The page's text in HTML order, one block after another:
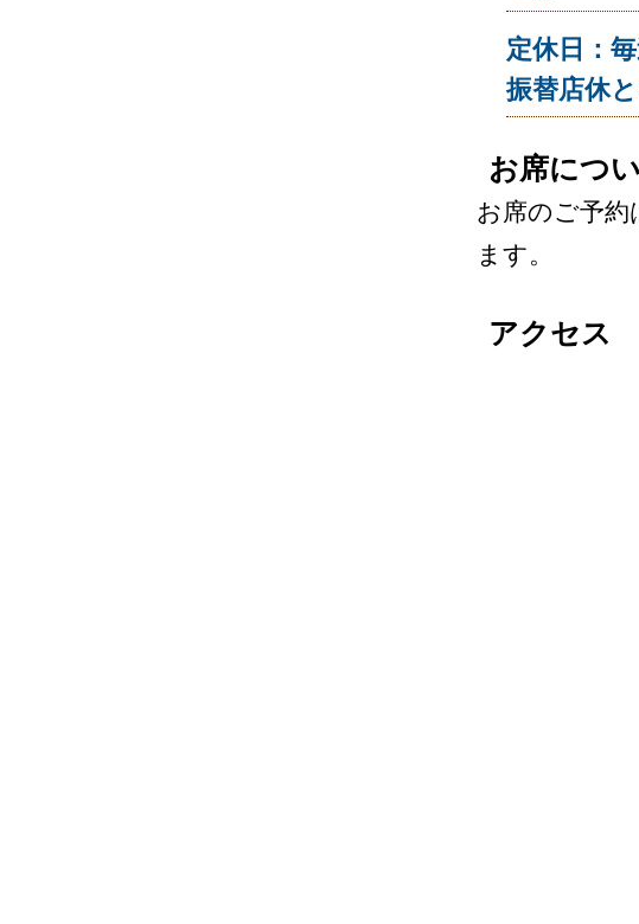
定休日：
振替店休
お席につ
お席のご予
ます。
アクセス